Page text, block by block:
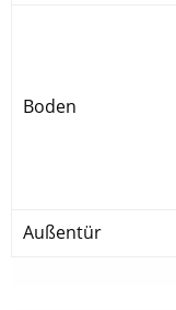
Boden
Außentür